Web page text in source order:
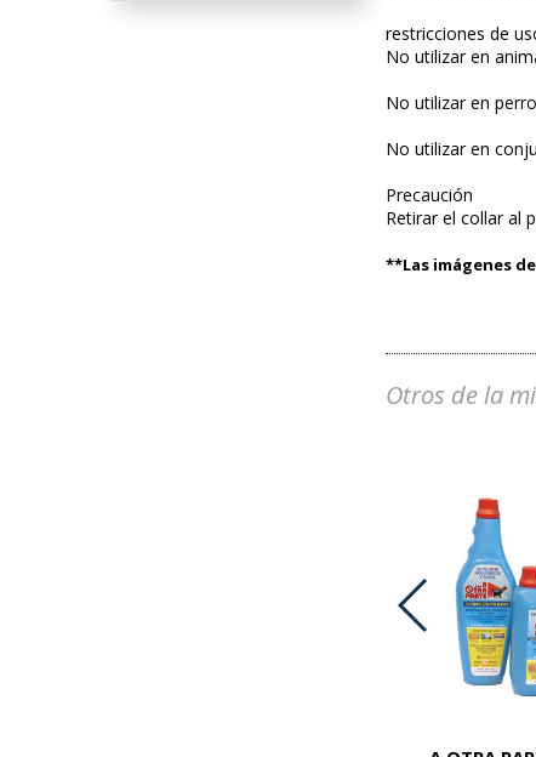
restricciones de
No utilizar en
No utilizar en
No utilizar en
Precaución
Retirar el collar al
**Las imágenes
Otros de la